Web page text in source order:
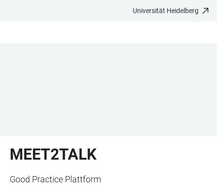
Universität Heidelberg
MEET2TALK
Good Practice Plattform